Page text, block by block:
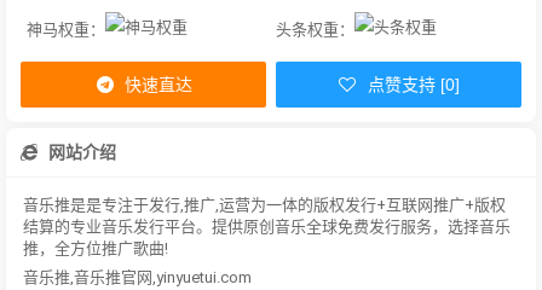
神马权重： 头条权重：
快速直达 点赞支持 [0]
网站介绍
音乐推是是专注于发行,推广,运营为一体的版权发行+互联网推广+版权
结算的专业音乐发行平台。提供原创音乐全球免费发行服务，选择音乐
推，全方位推广歌曲!
音乐推,音乐推官网,yinyuetui.com